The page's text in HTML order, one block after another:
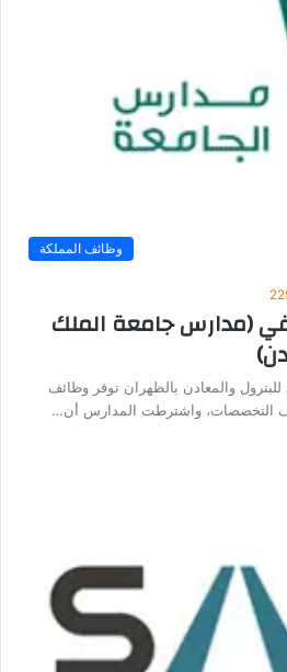
وظائف المملكة
في (مدارس جامعة الملك
والمعادن بالظهران توفر وظائف
التخصصات، واشترطت المدارس أن…